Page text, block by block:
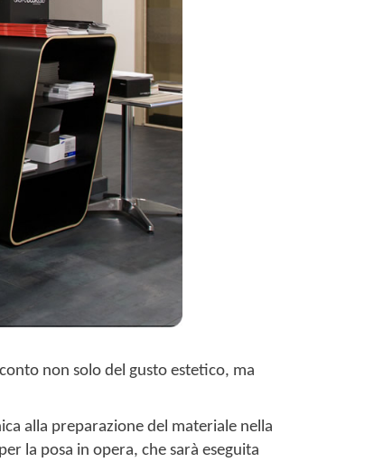
non solo del gusto estetico, ma
alla preparazione del materiale nella
la posa in opera, che sarà eseguita